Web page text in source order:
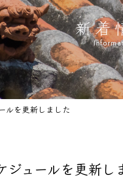
新着
ルを更新しました
ュールを更新し